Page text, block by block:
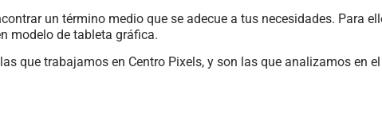
un término medio que se adecue a tus necesidades. Para
modelo de tableta gráfica.
que trabajamos en Centro Pixels, y son las que analizamos en